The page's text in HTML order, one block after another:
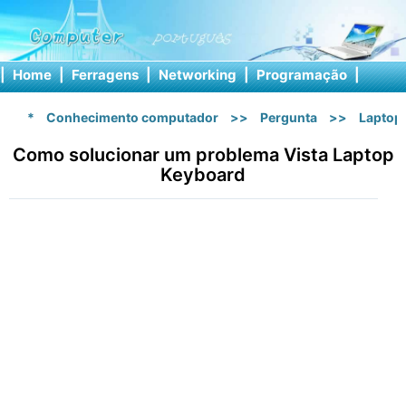
| Home | Ferragens | Networking | Programação |
* Conhecimento computador >> Pergunta >> Laptop
Como solucionar um problema Vista Laptop
Keyboard